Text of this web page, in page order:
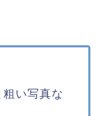
い写真な